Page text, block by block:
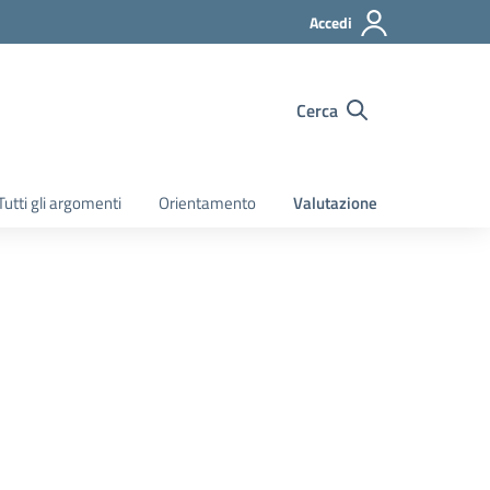
Accedi
Cerca
gli argomenti Orientamento Valutazione